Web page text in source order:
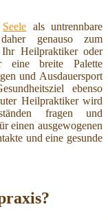
Seele als untrennbare
genauso zum
Ihr Heilpraktiker oder
eine breite Palette
und Ausdauersport
ebenso
Heilpraktiker wird
fragen und
einen ausgewogenen
und eine gesunde